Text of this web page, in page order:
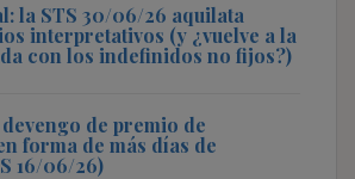
la STS 30/06/26 aquilata
interpretativos (y ¿vuelve a la
con los indefinidos no fijos?)
de premio de
forma de más días de
16/06/26)